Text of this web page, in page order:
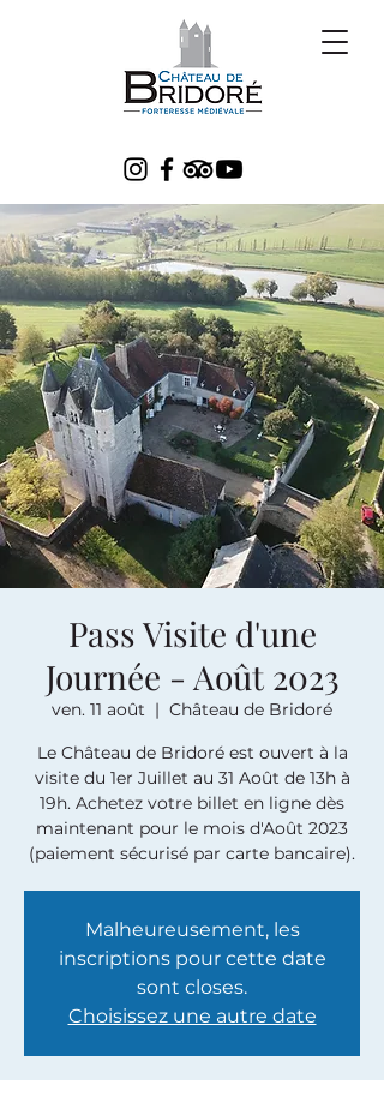
Pass Visite d'une
Journée - Août 2023
ven. 11 août
  |
Château de Bridoré
Le Château de Bridoré est ouvert à la
visite du 1er Juillet au 31 Août de 13h à
19h. Achetez votre billet en ligne dès
maintenant pour le mois d'Août 2023
(paiement sécurisé par carte bancaire).
Malheureusement, les
inscriptions pour cette date
sont closes.
Choisissez une autre date